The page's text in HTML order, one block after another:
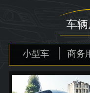
车
小型车 商务